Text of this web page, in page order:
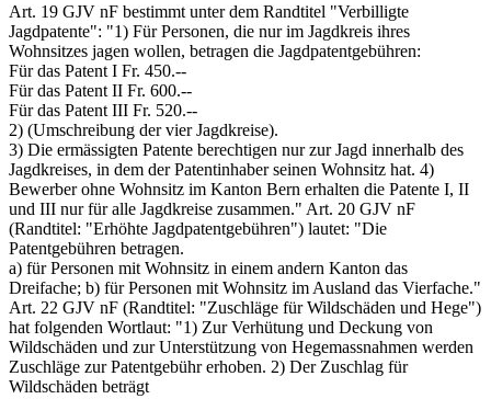
Art. 19 GJV nF bestimmt unter dem Randtitel "Verbilligte
Jagdpatente": "1) Für Personen, die nur im Jagdkreis ihres
Wohnsitzes jagen wollen, betragen die Jagdpatentgebühren:
Für das Patent I Fr. 450.--
Für das Patent II Fr. 600.--
Für das Patent III Fr. 520.--
2) (Umschreibung der vier Jagdkreise).
3) Die ermässigten Patente berechtigen nur zur Jagd innerhalb des
Jagdkreises, in dem der Patentinhaber seinen Wohnsitz hat. 4)
Bewerber ohne Wohnsitz im Kanton Bern erhalten die Patente I, II
und III nur für alle Jagdkreise zusammen." Art. 20 GJV nF
(Randtitel: "Erhöhte Jagdpatentgebühren") lautet: "Die
Patentgebühren betragen.
a) für Personen mit Wohnsitz in einem andern Kanton das
Dreifache; b) für Personen mit Wohnsitz im Ausland das Vierfache."
Art. 22 GJV nF (Randtitel: "Zuschläge für Wildschäden und Hege")
hat folgenden Wortlaut: "1) Zur Verhütung und Deckung von
Wildschäden und zur Unterstützung von Hegemassnahmen werden
Zuschläge zur Patentgebühr erhoben. 2) Der Zuschlag für
Wildschäden beträgt